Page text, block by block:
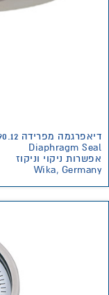
דיאפרגמה מפרידה 990.12
Diaphragm Seal
אפשרות ניקוי וניקוז
Wika, Germany